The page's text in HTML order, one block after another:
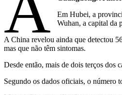
Em Hubei, a
Wuhan, a capital da
A China revelou ainda que detectou
mas que não têm sintomas.
Desde então, mais de dois terços dos
Segundo os dados oficiais, o número